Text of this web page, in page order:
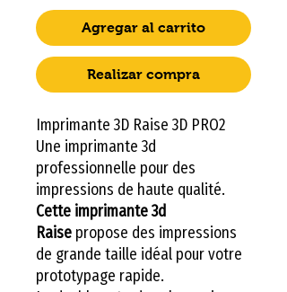
Agregar al carrito
Realizar compra
Imprimante 3D Raise 3D PRO2
Une imprimante 3d
professionnelle pour des
impressions de haute qualité.
Cette imprimante 3d
Raise propose des impressions
de grande taille idéal pour votre
prototypage rapide.